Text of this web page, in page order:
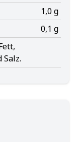
1,0 g
0,1 g